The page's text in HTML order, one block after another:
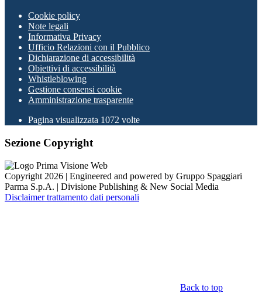
Cookie policy
Note legali
Informativa Privacy
Ufficio Relazioni con il Pubblico
Dichiarazione di accessibilità
Obiettivi di accessibilità
Whistleblowing
Gestione consensi cookie
Amministrazione trasparente
Pagina visualizzata 1072 volte
Sezione Copyright
Copyright 2026 | Engineered and powered by Gruppo Spaggiari
Parma S.p.A. | Divisione Publishing & New Social Media
Disclaimer trattamento dati personali
Back to top